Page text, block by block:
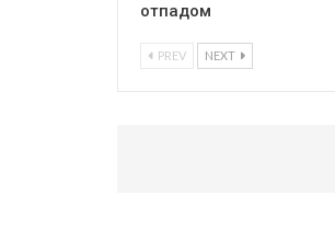
отпадом
PREV NEXT